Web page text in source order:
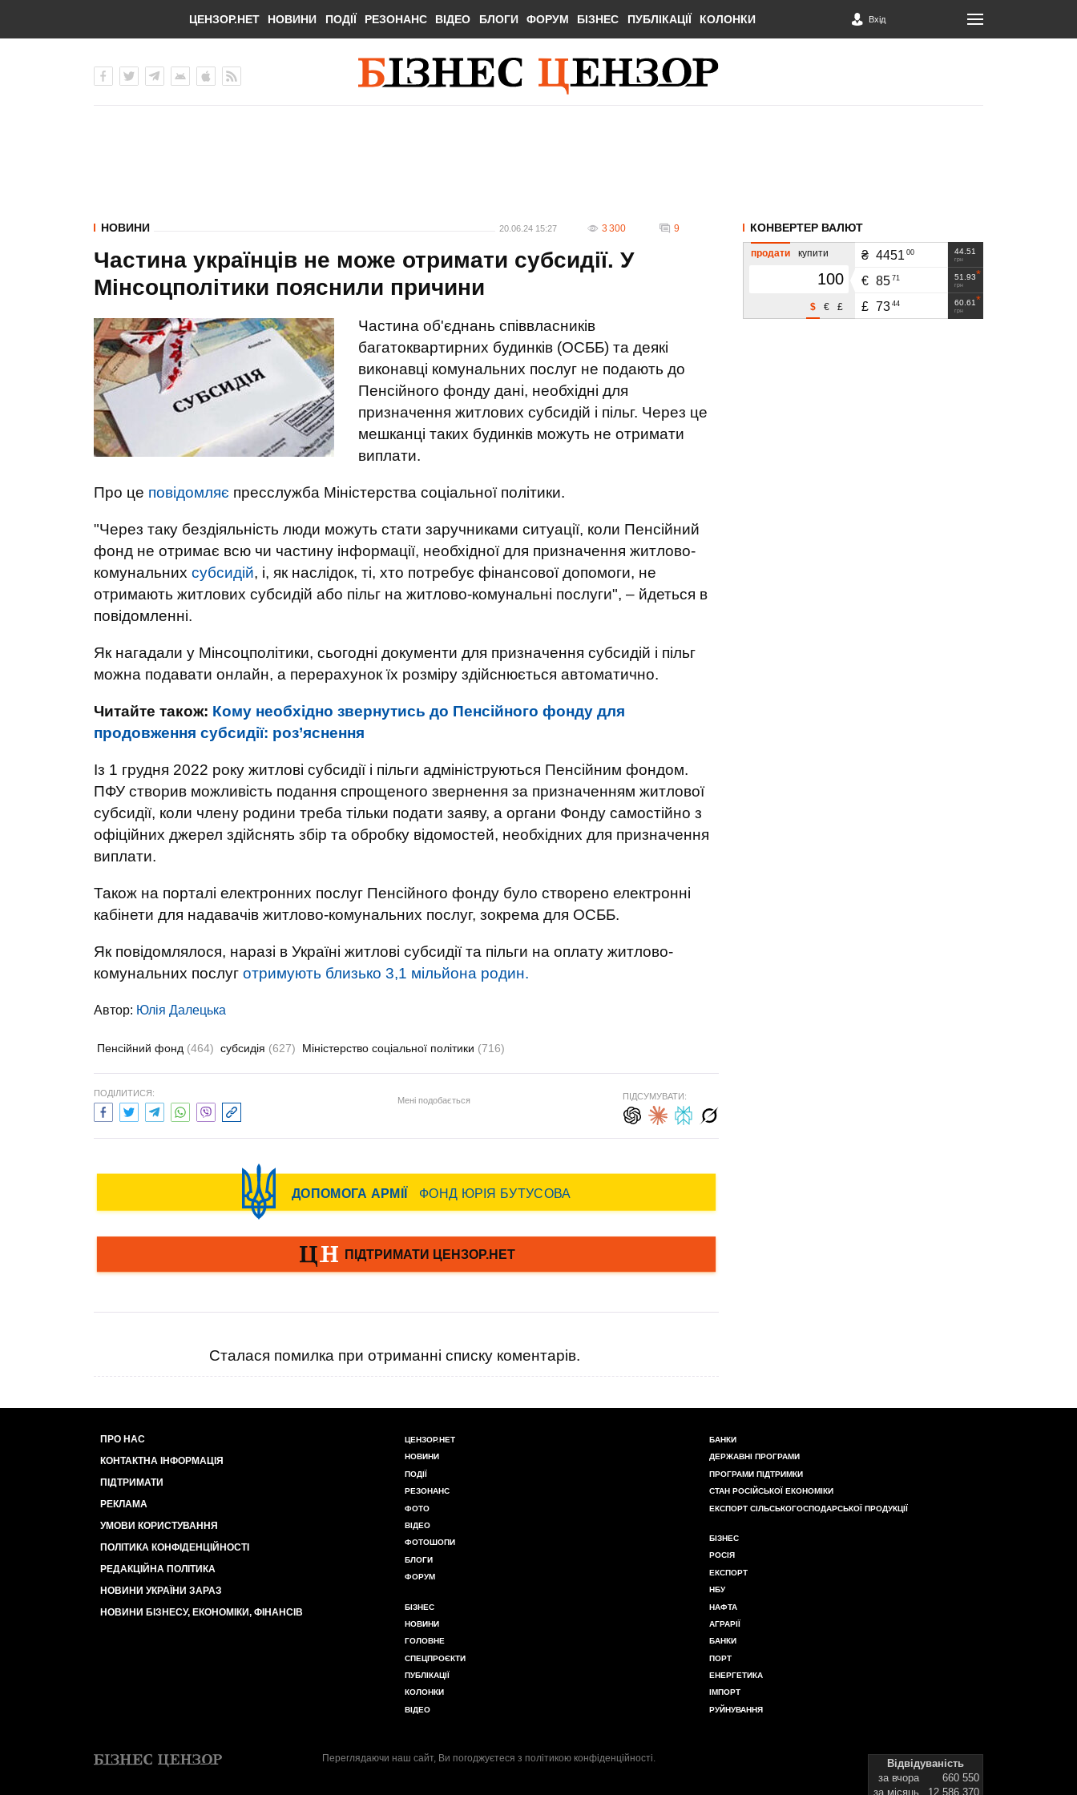
ЦЕНЗОР.НЕТ НОВИНИ ПОДІЇ РЕЗОНАНС ВІДЕО БЛОГИ ФОРУМ БІЗНЕС ПУБЛІКАЦІЇ КОЛОНКИ Вхід
НОВИНИ 20.06.24 15:27 3 300 9
Частина українців не може отримати субсидії. У
Мінсоцполітики пояснили причини
Частина об'єднань співвласників
багатоквартирних будинків (ОСББ) та деякі
виконавці комунальних послуг не подають до
Пенсійного фонду дані, необхідні для
призначення житлових субсидій і пільг. Через це
мешканці таких будинків можуть не отримати
виплати.
Про це повідомляє пресслужба Міністерства соціальної політики.
"Через таку бездіяльність люди можуть стати заручниками ситуації, коли Пенсійний
фонд не отримає всю чи частину інформації, необхідної для призначення житлово-
комунальних субсидій, і, як наслідок, ті, хто потребує фінансової допомоги, не
отримають житлових субсидій або пільг на житлово-комунальні послуги", – йдеться в
повідомленні.
Як нагадали у Мінсоцполітики, сьогодні документи для призначення субсидій і пільг
можна подавати онлайн, а перерахунок їх розміру здійснюється автоматично.
Читайте також: Кому необхідно звернутись до Пенсійного фонду для
продовження субсидії: роз’яснення
Із 1 грудня 2022 року житлові субсидії і пільги адмініструються Пенсійним фондом.
ПФУ створив можливість подання спрощеного звернення за призначенням житлової
субсидії, коли члену родини треба тільки подати заяву, а органи Фонду самостійно з
офіційних джерел здійснять збір та обробку відомостей, необхідних для призначення
виплати.
Також на порталі електронних послуг Пенсійного фонду було створено електронні
кабінети для надавачів житлово-комунальних послуг, зокрема для ОСББ.
Як повідомлялося, наразі в Україні житлові субсидії та пільги на оплату житлово-
комунальних послуг отримують близько 3,1 мільйона родин.
Автор: Юлiя Далецька
Пенсійний фонд (464) субсидія (627) Міністерство соціальної політики (716)
ПОДІЛИТИСЯ:
Мені подобається ПІДСУМУВАТИ:
Сталася помилка при отриманні списку коментарів.
КОНВЕРТЕР ВАЛЮТ
продати купити
£
€
$
44.51
грн
₴ 4451 00
51.93
грн
€ 85 71
60.61
грн
£ 73 44
ПРО НАС
КОНТАКТНА ІНФОРМАЦІЯ
ПІДТРИМАТИ
РЕКЛАМА
УМОВИ КОРИСТУВАННЯ
ПОЛІТИКА КОНФІДЕНЦІЙНОСТІ
РЕДАКЦІЙНА ПОЛІТИКА
НОВИНИ УКРАЇНИ ЗАРАЗ
НОВИНИ БІЗНЕСУ, ЕКОНОМІКИ, ФІНАНСІВ
ЦЕНЗОР.НЕТ
НОВИНИ
ПОДІЇ
РЕЗОНАНС
ФОТО
ВІДЕО
ФОТОШОПИ
БЛОГИ
ФОРУМ
БІЗНЕС
НОВИНИ
ГОЛОВНЕ
СПЕЦПРОЄКТИ
ПУБЛІКАЦІЇ
КОЛОНКИ
ВІДЕО
БАНКИ
ДЕРЖАВНІ ПРОГРАМИ
ПРОГРАМИ ПІДТРИМКИ
СТАН РОСІЙСЬКОЇ ЕКОНОМІКИ
ЕКСПОРТ СІЛЬСЬКОГОСПОДАРСЬКОЇ ПРОДУКЦІЇ
БІЗНЕС
РОСІЯ
ЕКСПОРТ
НБУ
НАФТА
АГРАРІЇ
БАНКИ
ПОРТ
ЕНЕРГЕТИКА
ІМПОРТ
РУЙНУВАННЯ
Переглядаючи наш сайт, Ви погоджуєтеся з політикою конфіденційності.
Відвідуваність
за вчора
660 550
за місяць
12 586 370